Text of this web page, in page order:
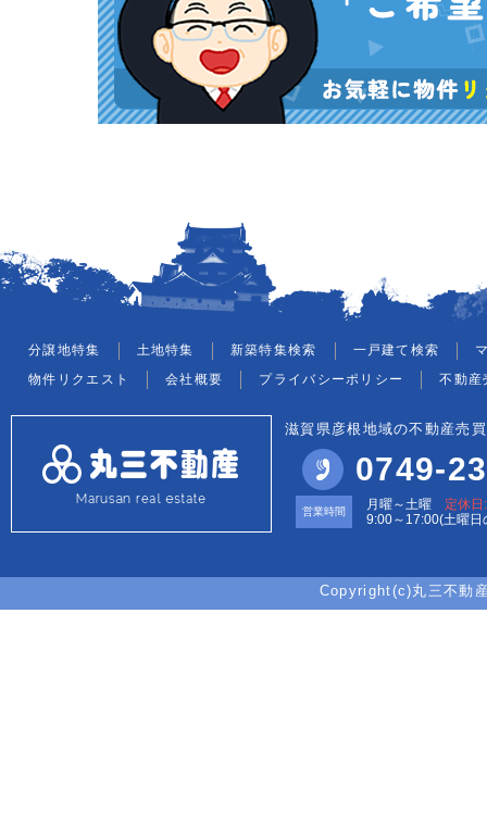
分譲地特集 土地特集 新築特集検索 一戸建て検索
物件リクエスト
会社概要 プライバシーポリシー 不動産
滋賀県彦根地域の不動産売
0749-
営業時間 月曜～土曜 定休
9:00～17:00(土曜日
Copyright(c)丸三不動